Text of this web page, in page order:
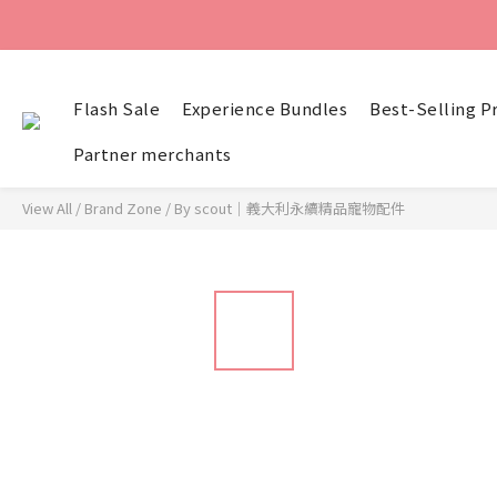
Flash Sale Experience Bundles Best-Selling
Partner merchants
View All / Brand Zone / By scout｜義大利永續精品寵物配件